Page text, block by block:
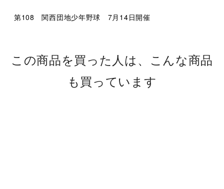
第108 関西団地少年野球 7月14日開催
この商品を買った人は、こんな商品
も買っています